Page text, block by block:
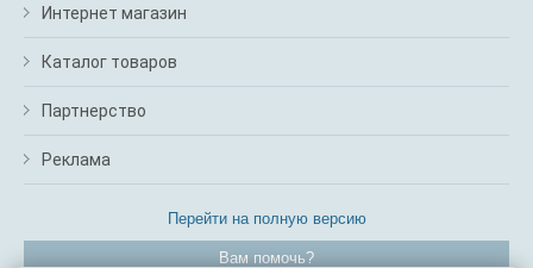
Интернет магазин
Каталог товаров
Партнерство
Реклама
Перейти на полную версию
Вам помочь?